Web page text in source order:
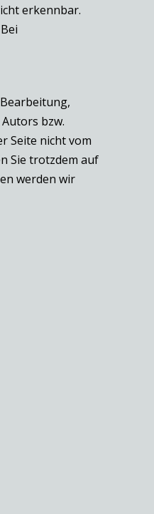
erkennbar.
bzw.
Seite nicht vom
Sie trotzdem auf
werden wir